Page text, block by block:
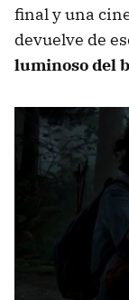
final y una
devuelve de
luminoso del